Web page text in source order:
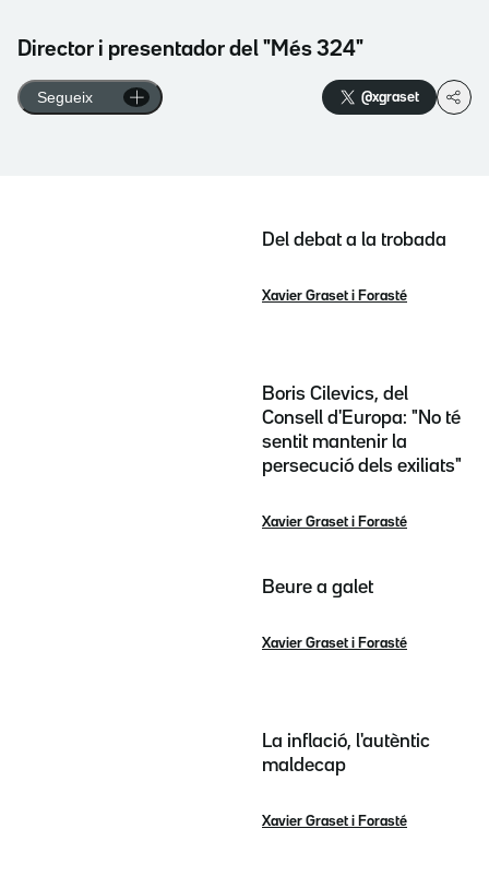
Director i presentador del "Més 324"
Segueix @xgraset
Del debat a la trobada
Xavier Graset i Forasté
Boris Cilevics, del
Consell d'Europa: "No té
sentit mantenir la
persecució dels exiliats"
Xavier Graset i Forasté
Beure a galet
Xavier Graset i Forasté
La inflació, l'autèntic
maldecap
Xavier Graset i Forasté